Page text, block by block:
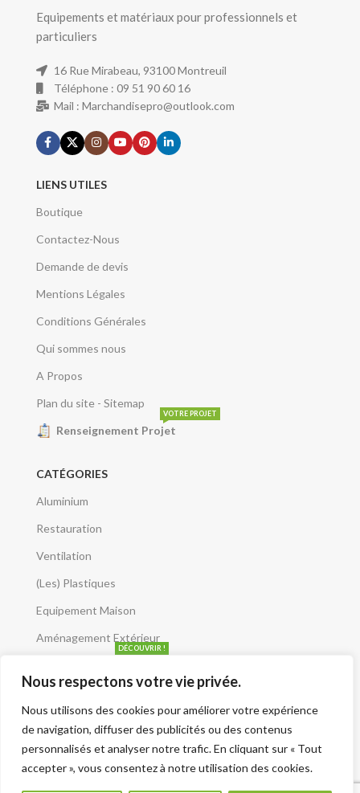
Nous respectons votre vie privée.
Nous utilisons des cookies pour améliorer votre expérience
de navigation, diffuser des publicités ou des contenus
personnalisés et analyser notre trafic. En cliquant sur « Tout
accepter », vous consentez à notre utilisation des cookies.
Equipements et matériaux pour professionnels et
particuliers
16 Rue Mirabeau, 93100 Montreuil
Téléphone : 09 51 90 60 16
Mail : Marchandisepro@outlook.com
LIENS UTILES
Boutique
Contactez-Nous
Demande de devis
Mentions Légales
Conditions Générales
Qui sommes nous
A Propos
Plan du site - Sitemap
Renseignement Projet
VOTRE PROJET
CATÉGORIES
Aluminium
Restauration
Ventilation
(Les) Plastiques
Equipement Maison
Aménagement Extérieur
DÉCOUVRIR !
Articles Récents
Que risquez-vous avec un mauvais débit d’air ?
5 juin 2025
Le moteur escargot est-il vraiment silencieux ?